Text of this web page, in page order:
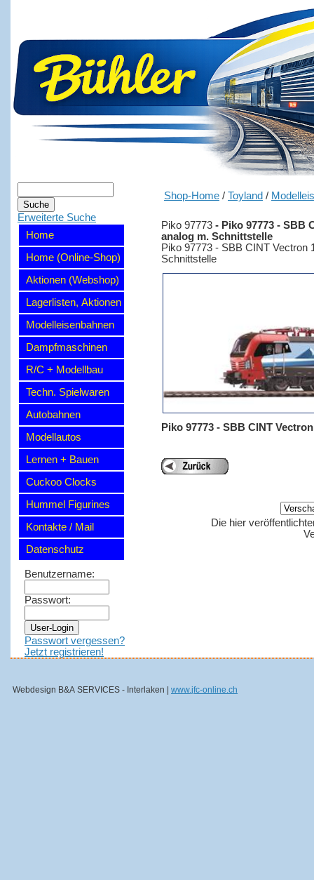
Erweiterte Suche
Home
Home (Online-Shop)
Aktionen (Webshop)
Lagerlisten, Aktionen
Modelleisenbahnen
Dampfmaschinen
R/C + Modellbau
Techn. Spielwaren
Autobahnen
Modellautos
Lernen + Bauen
Cuckoo Clocks
Hummel Figurines
Kontakte / Mail
Datenschutz
Benutzername:
Passwort:
Passwort vergessen?
Jetzt registrieren!
Shop-Home / Toyland /
Piko 97773 - Piko 97773 - SBB
analog m. Schnittstelle
Piko 97773 - SBB CINT Vectron
Schnittstelle
Piko 97773 - SBB CINT
Die hier
Webdesign B&A SERVICES - Interlaken | www.jfc-online.ch